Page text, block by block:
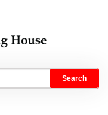
Search